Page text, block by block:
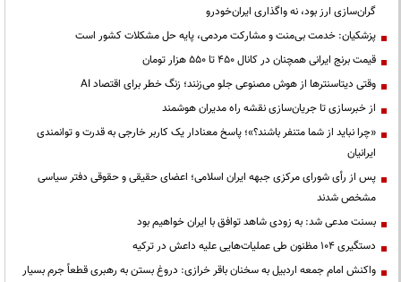
گران‌سازی ارز بود، نه واگذاری ایران‌خودرو
پزشکیان: خدمت بی‌منت و مشارکت مردمی، پایه حل مشکلات کشور است
قیمت‌ برنج ایرانی همچنان در کانال ۴۵۰ تا ۵۵۰ هزار تومان
وقتی دیتاسنترها از هوش مصنوعی جلو می‌زنند؛ زنگ خطر برای اقتصاد AI
از خبرسازی تا جریان‌سازی نقشه راه مدیران هوشمند
«چرا نباید از شما متنفر باشند؟»؛ پاسخ معنادار یک کاربر خارجی به قدرت و توانمندی
ایرانیان
پس از رأی شورای مرکزی جبهه ایران اسلامی؛ اعضای حقیقی و حقوقی دفتر سیاسی
مشخص شدند
بسنت مدعی شد: به زودی شاهد توافق با ایران خواهیم بود
دستگیری ۱۰۴ مظنون طی عملیات‌هایی علیه داعش در ترکیه
واکنش امام جمعه اردبیل به سخنان باقر خرازی: دروغ بستن به رهبری قطعاً جرم بسیار